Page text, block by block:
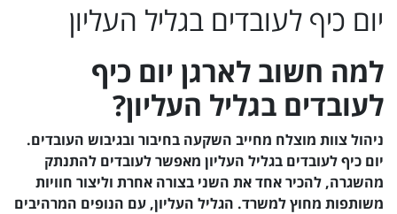
יום כיף לעובדים בגליל העליון
למה חשוב לארגן יום כיף
לעובדים בגליל העליון?
ניהול צוות מוצלח מחייב השקעה בחיבור ובגיבוש העובדים.
יום כיף לעובדים בגליל העליון מאפשר לעובדים להתנתק
מהשגרה, להכיר אחד את השני בצורה אחרת וליצור חוויות
משותפות מחוץ למשרד. הגליל העליון, עם הנופים המרהיבים